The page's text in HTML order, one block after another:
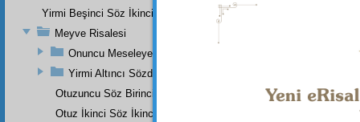
Yirmi Beşinci Söz İkinci Cilve
Meyve Risalesi
Onuncu Meseleye Bir Hatime Olarak İki Haşiye
Yirmi Altıncı Sözden
Otuzuncu Söz Birinci Maksat
Otuz İkinci Söz İkinci Noktanın İkinci Mebhası